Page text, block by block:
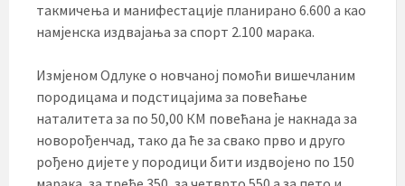
такмичења и манифестације планирано 6.600 а као
намјенска издвајања за спорт 2.100 марака.
Измјеном Одлуке о новчаној помоћи вишечланим
породицама и подстицајима за повећање
наталитета за по 50,00 КМ повећана је накнада за
новорођенчад, тако да ће за свако прво и друго
рођено дијете у породици бити издвојено по 150